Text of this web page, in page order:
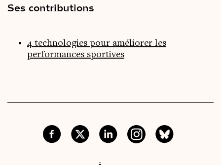
Ses contributions
4 technologies pour améliorer les
performances sportives